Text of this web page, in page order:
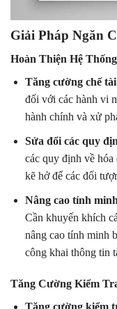
Giải Pháp Ngăn
Hoàn Thiện Hệ
Tăng cường chế
đối với các hành vi
hành chính và xử
Sửa đổi các quy
các quy định về hóa
kẽ hở để các đối
Nâng cao tính
Cần khuyến khích
nâng cao tính minh
công khai thông tin
Tăng Cường Kiểm